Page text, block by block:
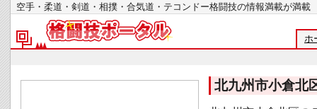
空手・柔道・剣道・相撲・合気道・テコンドー格闘技の情報満載が
ホ
北九州市小倉北